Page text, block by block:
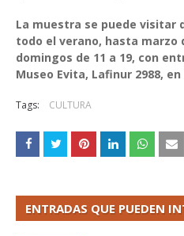
La muestra se puede visitar
todo el verano, hasta marzo
domingos de 11 a 19, con
Museo Evita, Lafinur 2988,
Tags: CULTURA
ENTRADAS QUE PUEDEN